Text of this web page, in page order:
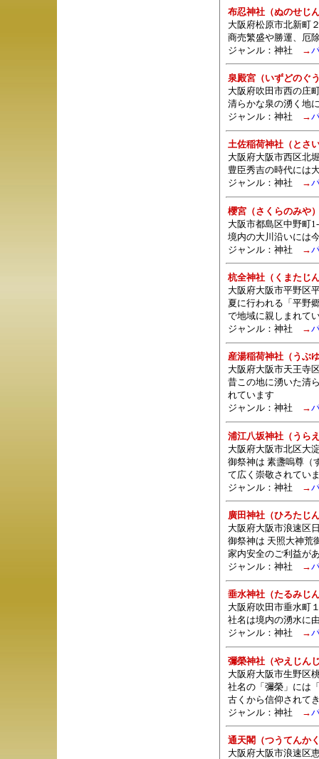
布忍神社（ぬのせじ
大阪府松原市北新町
商売繁盛や勝運、厄
ジャンル： 神社 →
泉殿宮（いずどのぐ
大阪府吹田市西の庄
清らかな泉の湧く地
ジャンル： 神社 →
土佐稲荷神社（とさ
大阪府大阪市西区北
豊臣秀吉の時代には
ジャンル： 神社 →
櫻宮（さくらのみや
大阪市都島区中野町
境内の大川沿いには
ジャンル： 神社 →
杭全神社（くまたじ
大阪府大阪市平野区
夏に行われる「平野
で地域に親しまれて
ジャンル： 神社 →
産湯稲荷神社（うぶ
大阪府大阪市天王寺
昔この地に湧いた清
れています
ジャンル： 神社 →
浦江八坂神社（うら
大阪府大阪市北区大
御祭神は 素盞嗚尊（
て広く崇敬されてい
ジャンル： 神社 →
廣田神社（ひろたじ
大阪府大阪市浪速区
御祭神は 天照大神荒
家内安全のご利益が
ジャンル： 神社 →
垂水神社（たるみじ
大阪府吹田市垂水町
社名は境内の湧水に
ジャンル： 神社 →
彌榮神社（やえじん
大阪府大阪市生野区
社名の「彌榮」には
古くから信仰されて
ジャンル： 神社 →
通天閣（つうてんか
大阪府大阪市浪速区